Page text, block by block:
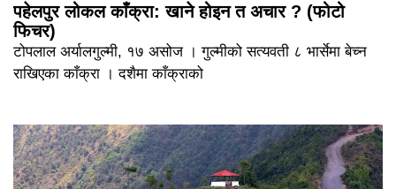
पहेलपुर लोकल काँक्रा: खाने होइन त अचार ? (फोटो
फिचर)
टोपलाल अर्यालगुल्मी, १७ असोज । गुल्मीको सत्यवती ८ भार्सेमा बेच्न
राखिएका काँक्रा । दशैमा काँक्राको